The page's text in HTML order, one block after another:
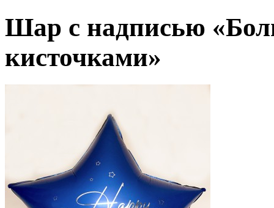
Шар с надписью
кисточками»